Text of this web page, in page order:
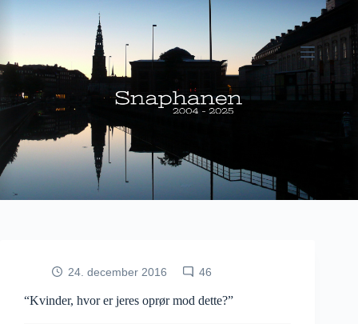
24. december 2016 46
“Kvinder, hvor er jeres oprør mod dette?”